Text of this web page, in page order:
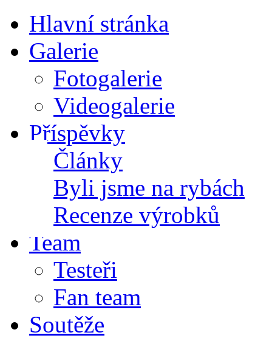
Hlavní stránka
Galerie
Fotogalerie
Videogalerie
Příspěvky
Články
Byli jsme na rybách
Recenze výrobků
Team
Testeři
Fan team
Soutěže